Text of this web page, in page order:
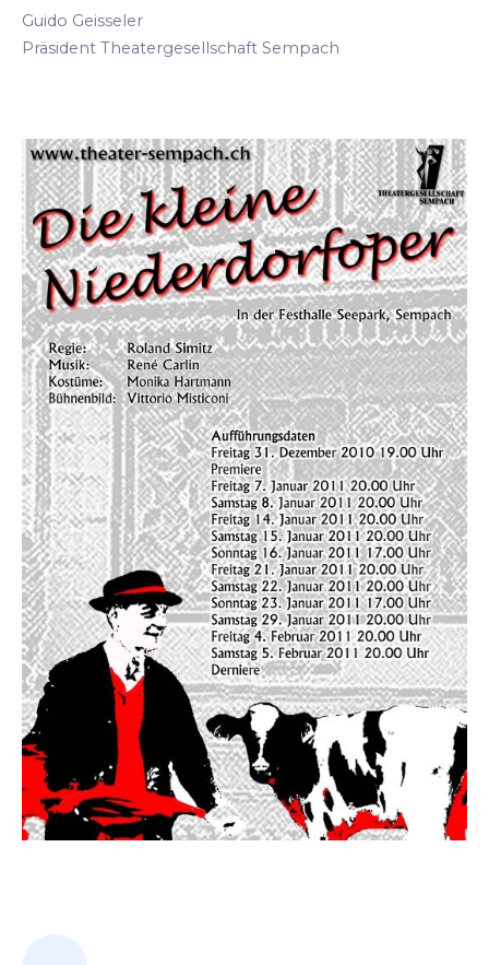
Guido Geisseler
Präsident Theatergesellschaft Sempach